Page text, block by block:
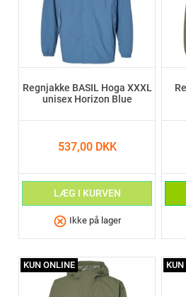
Regnjakke BASIL Hoga XXXL
unisex Horizon Blue
537,00 DKK
LÆG I KURVEN
cancel Ikke på lager
KUN ONLINE